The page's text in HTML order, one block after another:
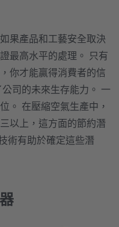
果產品和工藝安全取決
最高水平的處理。 只有
你才能贏得消費者的信
司的未來生存能力。 一
。 在壓縮空氣生產中，
以上，這方面的節約潛
術有助於確定這些潛